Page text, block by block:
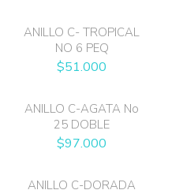
ANILLO C- TROPICAL
NO 6 PEQ
$51.000
ANILLO C-AGATA No
25 DOBLE
$97.000
ANILLO C-DORADA